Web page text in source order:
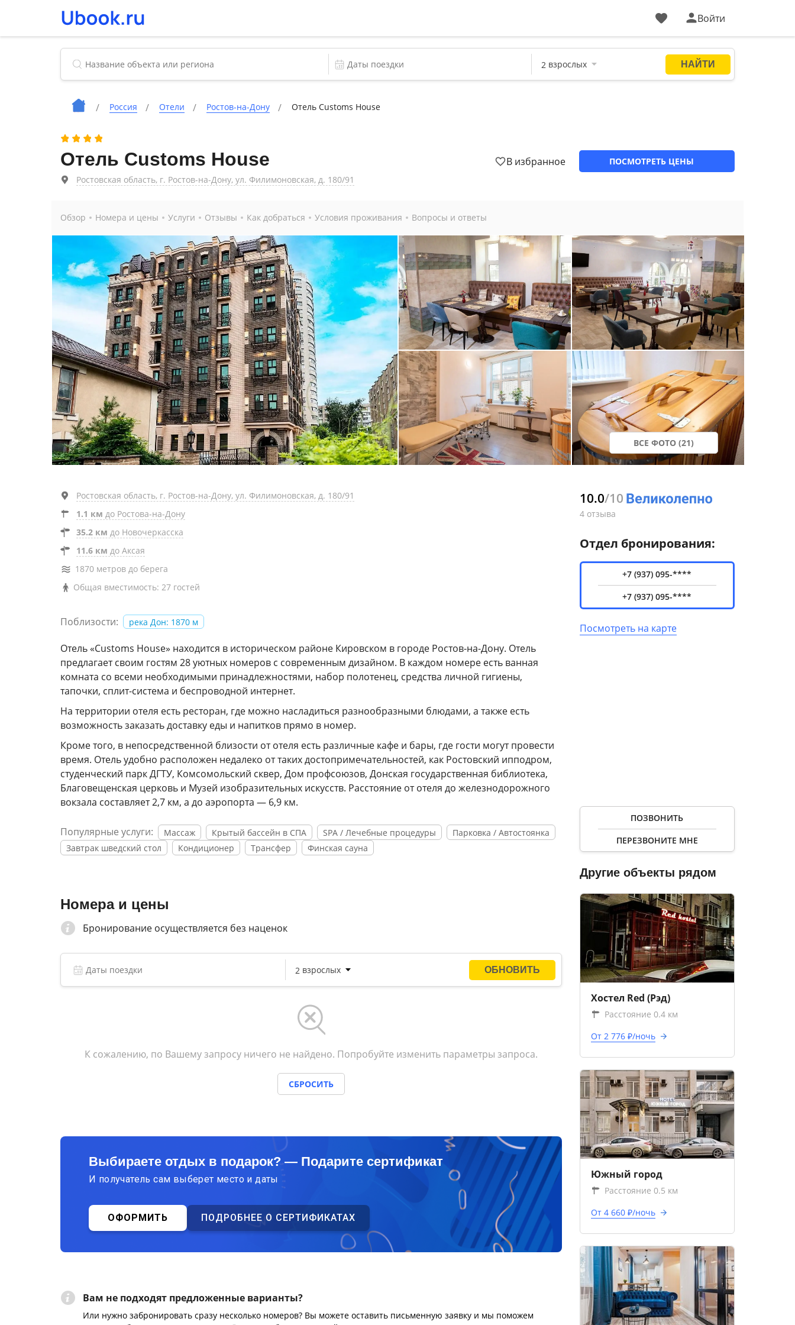
Войти
Россия Отели Ростов-на-Дону Отель Customs House
Отель Customs House
Ростовская область, г. Ростов-на-Дону, ул. Филимоновская, д. 180/91
В избранное ПОСМОТРЕТЬ ЦЕНЫ
Обзор Номера и цены Услуги Отзывы Как добраться Условия проживания Вопросы и ответы
ВСЕ ФОТО (21)
Ростовская область, г. Ростов-на-Дону, ул. Филимоновская, д. 180/91
1.1 км до Ростова-на-Дону
35.2 км до Новочеркасска
11.6 км до Аксая
1870 метров до берега
Общая вместимость: 27 гостей
Поблизости: река Дон: 1870 м
Отель «Customs House» находится в историческом районе Кировском в городе Ростов-на-Дону. Отель
предлагает своим гостям 28 уютных номеров с современным дизайном. В каждом номере есть ванная
комната со всеми необходимыми принадлежностями, набор полотенец, средства личной гигиены,
тапочки, сплит-система и беспроводной интернет.
На территории отеля есть ресторан, где можно насладиться разнообразными блюдами, а также есть
возможность заказать доставку еды и напитков прямо в номер.
Кроме того, в непосредственной близости от отеля есть различные кафе и бары, где гости могут провести
время. Отель удобно расположен недалеко от таких достопримечательностей, как Ростовский ипподром,
студенческий парк ДГТУ, Комсомольский сквер, Дом профсоюзов, Донская государственная библиотека,
Благовещенская церковь и Музей изобразительных искусств. Расстояние от отеля до железнодорожного
вокзала составляет 2,7 км, а до аэропорта — 6,9 км.
Популярные услуги: Массаж Крытый бассейн в СПА SPA / Лечебные процедуры
Парковка / Автостоянка
Завтрак шведский стол
Кондиционер Трансфер Финская сауна
Номера и цены
Бронирование осуществляется без наценок
К сожалению, по Вашему запросу ничего не найдено. Попробуйте изменить параметры запроса.
СБРОСИТЬ
Выбираете отдых в подарок? — Подарите сертификат
И получатель сам выберет место и даты
ОФОРМИТЬ ПОДРОБНЕЕ О СЕРТИФИКАТАХ
Вам не подходят предложенные варианты?
Или нужно забронировать сразу несколько номеров? Вы можете оставить письменную заявку и мы поможем
10.0/10
4 отзыва
Отдел бронирования:
+7 (937) 095-****
+7 (937) 095-****
Посмотреть на карте
ПОЗВОНИТЬ
ПЕРЕЗВОНИТЕ МНЕ
Другие объекты рядом
Хостел Red (Рэд)
Расстояние 0.4 км
От 2 776 ₽/ночь
Южный город
Расстояние 0.5 км
От 4 660 ₽/ночь